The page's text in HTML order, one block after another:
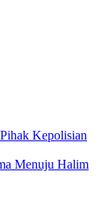
Kepolisian
Menuju Halim